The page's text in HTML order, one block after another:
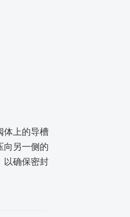
体上的导槽
向另一侧的
以确保密封